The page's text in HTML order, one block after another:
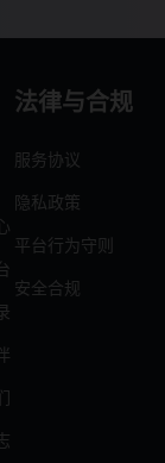
法律与合规
服务协议
隐私政策
平台行为守则
安全合规